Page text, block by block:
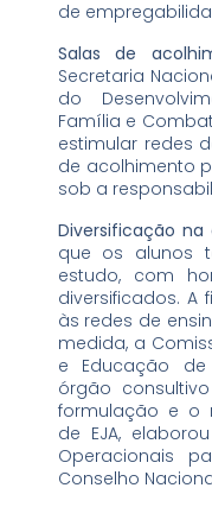
de
Salas de
Secretaria
do
Família e
estimular redes
de acolhimento
sob a
Diversificação na
que os alunos
estudo, com
diversificados.
às redes de
medida, a
e Educação de
órgão
formulação e o
de EJA,
Operacionais
Conselho